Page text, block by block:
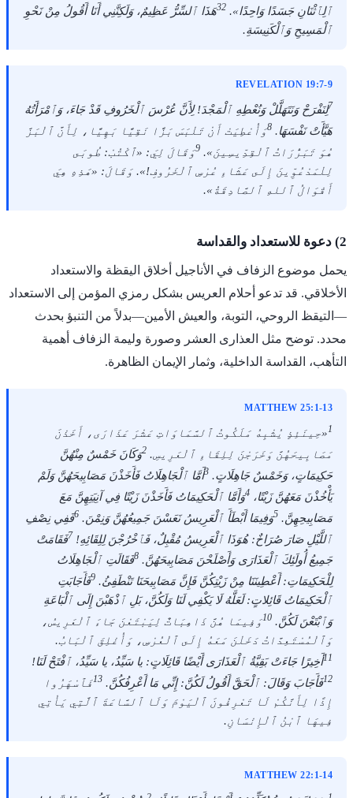
ٱلِٱثْنَانِ جَسَدًا وَاحِدًا». 32هَذَا ٱلسِّرُّ عَظِيمٌ، وَلَكِنَّنِي أَنَا أَقُولُ مِنْ نَحْوِ
ٱلْمَسِيحِ وَٱلْكَنِيسَةِ.
REVELATION 19:7-9
7لِنَفْرَحْ وَنَتَهَلَّلْ وَنُعْطِهِ ٱلْمَجْدَ! لِأَنَّ عُرْسَ ٱلْخَرُوفِ قَدْ جَاءَ، وَٱمْرَأَتُهُ
هَيَّأَتْ نَفْسَهَا. 8وَأُعْطِيَتْ أَنْ تَلْبَسَ بَزًّا نَقِيًّا بَهِيًّا، لِأَنَّ ٱلْبَزَّ
هُوَ تَبَرُّرَاتُ ٱلْقِدِّيسِينَ». 9وَقَالَ لِيَ: «ٱكْتُبْ: طُوبَى
لِلْمَدْعُوِّينَ إِلَى عَشَاءِ عُرْسِ ٱلْخَرُوفِ!». وَقَالَ: «هَذِهِ هِيَ
أَقْوَالُ ٱللهِ ٱلصَّادِقَةُ».
2) دعوة للاستعداد والقداسة
يحمل موضوع الزفاف في الأناجيل أخلاق اليقظة والاستعداد
الأخلاقي. قد تدعو أحلام العريس بشكل رمزي المؤمن إلى الاستعداد
—التيقظ الروحي، التوبة، والعيش الأمين—بدلاً من التنبؤ بحدث
محدد. توضح مثل العذارى العشر وصورة وليمة الزفاف أهمية
التأهب، القداسة الداخلية، وثمار الإيمان الظاهرة.
MATTHEW 25:1-13
1«حِينَئِذٍ يُشْبِهُ مَلَكُوتُ ٱلسَّمَاوَاتِ عَشْرَ عَذَارَى، أَخَذْنَ
مَصَابِيحَهُنَّ وَخَرَجْنَ لِلِقَاءِ ٱلْعَرِيسِ. 2وَكَانَ خَمْسٌ مِنْهُنَّ
حَكِيمَاتٍ، وَخَمْسٌ جَاهِلَاتٍ. 3أَمَّا ٱلْجَاهِلَاتُ فَأَخَذْنَ مَصَابِيحَهُنَّ وَلَمْ
يَأْخُذْنَ مَعَهُنَّ زَيْتًا، 4وَأَمَّا ٱلْحَكِيمَاتُ فَأَخَذْنَ زَيْتًا فِي آنِيَتِهِنَّ مَعَ
مَصَابِيحِهِنَّ. 5وَفِيمَا أَبْطَأَ ٱلْعَرِيسُ نَعَسْنَ جَمِيعُهُنَّ وَنِمْنَ. 6فَفِي نِصْفِ
ٱللَّيْلِ صَارَ صُرَاخٌ: هُوَذَا ٱلْعَرِيسُ مُقْبِلٌ، فَٱخْرُجْنَ لِلِقَائِهِ! 7فَقَامَتْ
جَمِيعُ أُولَئِكَ ٱلْعَذَارَى وَأَصْلَحْنَ مَصَابِيحَهُنَّ. 8فَقَالَتِ ٱلْجَاهِلَاتُ
لِلْحَكِيمَاتِ: أَعْطِينَنَا مِنْ زَيْتِكُنَّ فَإِنَّ مَصَابِيحَنَا تَنْطَفِئُ. 9فَأَجَابَتِ
ٱلْحَكِيمَاتُ قَائِلاتٍ: لَعَلَّهُ لَا يَكْفِي لَنَا وَلَكُنَّ، بَلِ ٱذْهَبْنَ إِلَى ٱلْبَاعَةِ
وَٱبْتَعْنَ لَكُنَّ. 10وَفِيمَا هُنَّ ذَاهِبَاتٌ لِيَبْتَعْنَ جَاءَ ٱلْعَرِيسُ،
وَٱلْمُسْتَعِدَّاتُ دَخَلْنَ مَعَهُ إِلَى ٱلْعُرْسِ، وَأُغْلِقَ ٱلْبَابُ.
11أَخِيرًا جَاءَتْ بَقِيَّةُ ٱلْعَذَارَى أَيْضًا قَائِلَاتٍ: يا سَيِّدُ، يا سَيِّدُ، ٱفْتَحْ لَنَا!
12فَأَجَابَ وَقَالَ: ٱلْحَقَّ أَقُولُ لَكُنَّ: إِنِّي مَا أَعْرِفُكُنَّ. 13فَٱسْهَرُوا
إِذًا لِأَنَّكُمْ لَا تَعْرِفُونَ ٱلْيَوْمَ وَلَا ٱلسَّاعَةَ ٱلَّتِي يَأْتِي
فِيهَا ٱبْنُ ٱلْإِنْسَانِ.
MATTHEW 22:1-14